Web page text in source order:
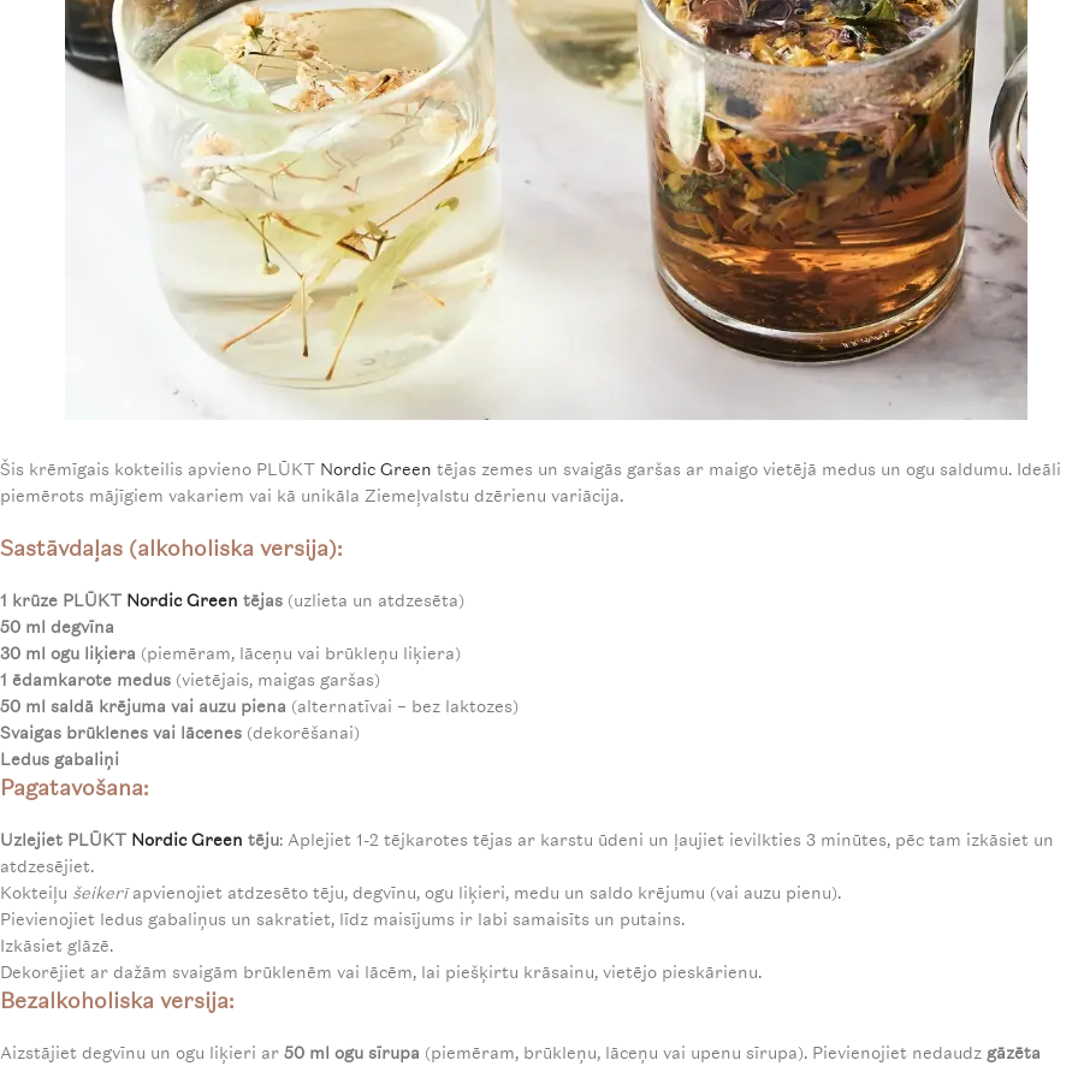
Šis krēmīgais kokteilis apvieno PLŪKT Nordic Green tējas zemes un svaigās garšas ar maigo vietējā medus un ogu saldumu. Ideāli
piemērots mājīgiem vakariem vai kā unikāla Ziemeļvalstu dzērienu variācija.
Sastāvdaļas (alkoholiska versija):
1 krūze PLŪKT Nordic Green tējas (uzlieta un atdzesēta)
50 ml degvīna
30 ml ogu liķiera (piemēram, lāceņu vai brūkleņu liķiera)
1 ēdamkarote medus (vietējais, maigas garšas)
50 ml saldā krējuma vai auzu piena (alternatīvai – bez laktozes)
Svaigas brūklenes vai lācenes (dekorēšanai)
Ledus gabaliņi
Pagatavošana:
Uzlejiet PLŪKT Nordic Green tēju: Aplejiet 1-2 tējkarotes tējas ar karstu ūdeni un ļaujiet ievilkties 3 minūtes, pēc tam izkāsiet un
atdzesējiet.
Kokteiļu šeikerīapvienojiet atdzesēto tēju, degvīnu, ogu liķieri, medu un saldo krējumu (vai auzu pienu).
Pievienojiet ledus gabaliņus un sakratiet, līdz maisījums ir labi samaisīts un putains.
Izkāsiet glāzē.
Dekorējiet ar dažām svaigām brūklenēm vai lācēm, lai piešķirtu krāsainu, vietējo pieskārienu.
Bezalkoholiska versija:
Aizstājiet degvīnu un ogu liķieri ar 50 ml ogu sīrupa (piemēram, brūkleņu, lāceņu vai upenu sīrupa). Pievienojiet nedaudz gāzēta